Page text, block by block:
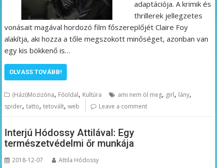
adaptációja. A krimik és
thrillerek jellegzetes
vonásait magával hordozó film főszereplőjét Claire Foy
alakítja, aki hozza a tőle megszokott minőséget, azonban van
egy kis bökkenő is…
OLVASS TOVÁBB!
(Házi)Mozizóna, Főoldal, Kultúra ami nem öl meg, girl, lány,
spider,tatto,tetovált,web Leave a comment
Interjú Hódossy Attilával: Egy
természetvédelmi őr munkája
2018-12-07 Attila Hódossy